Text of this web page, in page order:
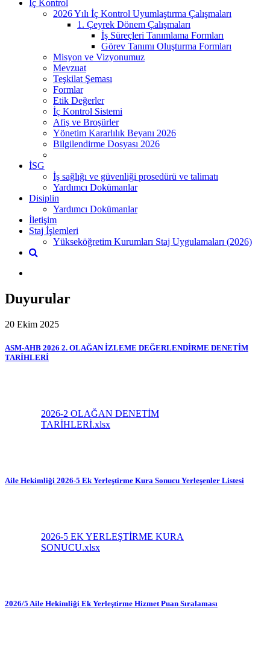
İç Kontrol
2026 Yılı İç Kontrol Uyumlaştırma Çalışmaları
1. Çeyrek Dönem Çalışmaları
İş Süreçleri Tanımlama Formları
Görev Tanımı Oluşturma Formları
Misyon ve Vizyonumuz
Mevzuat
Teşkilat Şeması
Formlar
Etik Değerler
İç Kontrol Sistemi
Afiş ve Broşürler
Yönetim Kararlılık Beyanı 2026
Bilgilendirme Dosyası 2026
İSG
İş sağlığı ve güvenliği prosedürü ve talimatı
Yardımcı Dokümanlar
Disiplin
Yardımcı Dokümanlar
İletişim
Staj İşlemleri
Yükseköğretim Kurumları Staj Uygulamaları (2026)
Duyurular
20 Ekim 2025
ASM-AHB 2026 2. OLAĞAN İZLEME DEĞERLENDİRME DENETİM
TARİHLERİ
2026-2 OLAĞAN DENETİM
TARİHLERİ.xlsx
Aile Hekimliği 2026-5 Ek Yerleştirme Kura Sonucu Yerleşenler Listesi
2026-5 EK YERLEŞTİRME KURA
SONUCU.xlsx
2026/5 Aile Hekimliği Ek Yerleştirme Hizmet Puan Sıralaması